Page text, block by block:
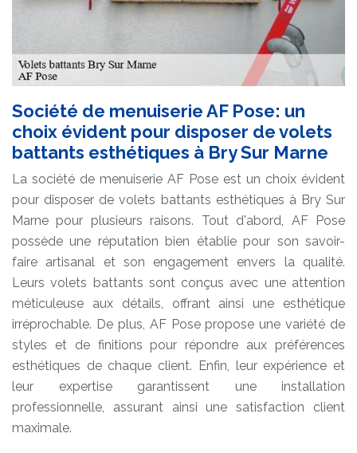
Société de menuiserie AF Pose: un
choix évident pour disposer de volets
battants esthétiques à Bry Sur Marne
La société de menuiserie AF Pose est un choix évident
pour disposer de volets battants esthétiques à Bry Sur
Marne pour plusieurs raisons. Tout d'abord, AF Pose
possède une réputation bien établie pour son savoir-
faire artisanal et son engagement envers la qualité.
Leurs volets battants sont conçus avec une attention
méticuleuse aux détails, offrant ainsi une esthétique
irréprochable. De plus, AF Pose propose une variété de
styles et de finitions pour répondre aux préférences
esthétiques de chaque client. Enfin, leur expérience et
leur expertise garantissent une installation
professionnelle, assurant ainsi une satisfaction client
maximale.